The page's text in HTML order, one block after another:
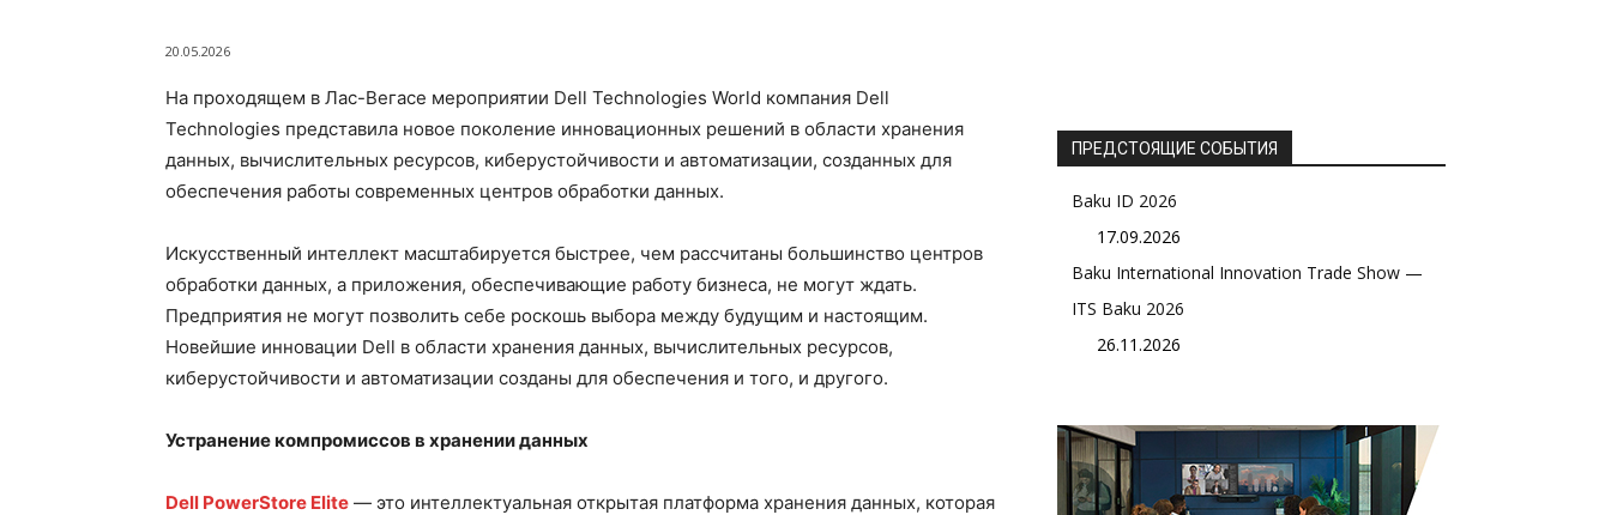
20.05.2026
На проходящем в Лас-Вегасе мероприятии Dell Technologies World компания Dell
Technologies представила новое поколение инновационных решений в области хранения
данных, вычислительных ресурсов, киберустойчивости и автоматизации, созданных для
обеспечения работы современных центров обработки данных.
Искусственный интеллект масштабируется быстрее, чем рассчитаны большинство центров
обработки данных, а приложения, обеспечивающие работу бизнеса, не могут ждать.
Предприятия не могут позволить себе роскошь выбора между будущим и настоящим.
Новейшие инновации Dell в области хранения данных, вычислительных ресурсов,
киберустойчивости и автоматизации созданы для обеспечения и того, и другого.
Устранение компромиссов в хранении данных
Dell PowerStore Elite — это интеллектуальная открытая платформа хранения данных, которая
ПРЕДСТОЯЩИЕ СОБЫТИЯ
Baku ID 2026
17.09.2026
Baku International Innovation Trade Show —
ITS Baku 2026
26.11.2026